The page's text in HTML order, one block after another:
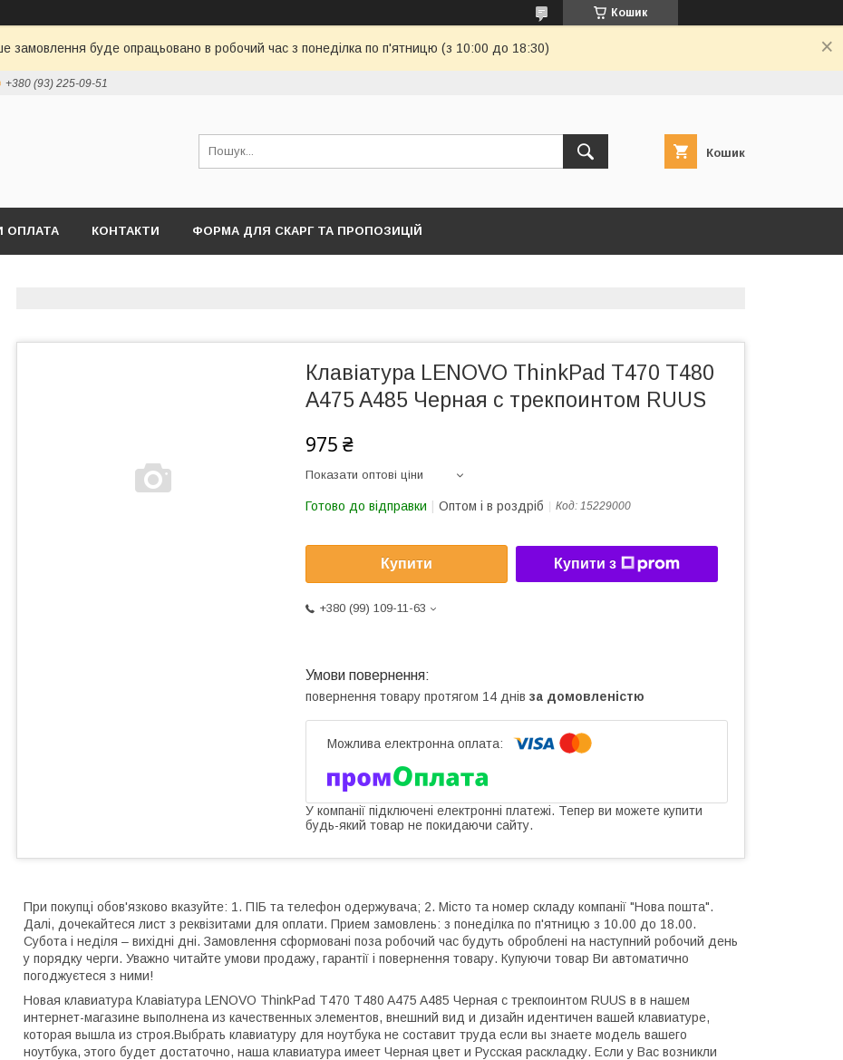
Кошик
замовлення буде опрацьовано в робочий час з понеділка по п'ятницю (з 10:00 до 18:30)
+380 (93) 225-09-51
Кошик
ОПЛАТА КОНТАКТИ ФОРМА ДЛЯ СКАРГ ТА ПРОПОЗИЦІЙ
Клавіатура LENOVO ThinkPad T470 T480
A475 A485 Черная с трекпоинтом RUUS
975 ₴
Показати оптові ціни
Готово до відправки Оптом і в роздріб Код: 15229000
Купити Купити з
+380 (99) 109-11-63
повернення товару протягом 14 днів за домовленістю
У компанії підключені електронні платежі. Тепер ви можете купити
будь-який товар не покидаючи сайту.
При покупці обов'язково вказуйте: 1. ПІБ та телефон одержувача; 2. Місто та номер складу компанії "Нова пошта".
Далі, дочекайтеся лист з реквізитами для оплати. Прием замовлень: з понеділка по п'ятницю з 10.00 до 18.00.
Субота і неділя – вихідні дні. Замовлення сформовані поза робочий час будуть оброблені на наступний робочий день
у порядку черги. Уважно читайте умови продажу, гарантії і повернення товару. Купуючи товар Ви автоматично
погоджуєтеся з ними!
Новая клавиатура Клавіатура LENOVO ThinkPad T470 T480 A475 A485 Черная с трекпоинтом RUUS в в нашем
интернет-магазине выполнена из качественных элементов, внешний вид и дизайн идентичен вашей клавиатуре,
которая вышла из строя.Выбрать клавиатуру для ноутбука не составит труда если вы знаете модель вашего
ноутбука, этого будет достаточно, наша клавиатура имеет Черная цвет и Русская раскладку. Если у Вас возникли